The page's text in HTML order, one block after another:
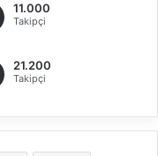
11.000
Takipçi
21.200
Takipçi